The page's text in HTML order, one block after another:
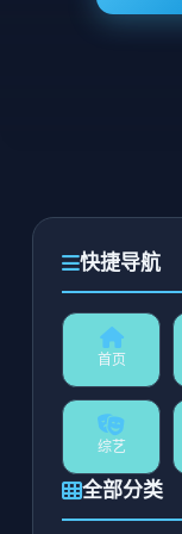
快捷导航
首页
综艺
全部分类